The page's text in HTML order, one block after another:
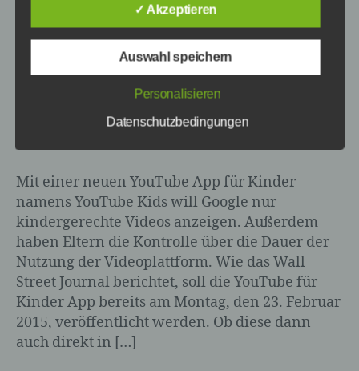
Welt - Logo: YouTube
Mit einer neuen YouTube App für Kinder
namens YouTube Kids will Google nur
kindergerechte Videos anzeigen. Außerdem
haben Eltern die Kontrolle über die Dauer der
Nutzung der Videoplattform. Wie das Wall
Street Journal berichtet, soll die YouTube für
Kinder App bereits am Montag, den 23. Februar
2015, veröffentlicht werden. Ob diese dann
auch direkt in […]
b) betroffene Person
Betroffene Person ist jede identifizierte
oder identifizierbare natürliche Person,
deren personenbezogene Daten von dem
für die Verarbeitung Verantwortlichen
verarbeitet werden.
c) Verarbeitung
Verarbeitung ist jeder mit oder ohne Hilfe
automatisierter Verfahren ausgeführte
Vorgang oder jede solche Vorgangsreihe
im Zusammenhang mit
personenbezogenen Daten wie das
Erheben, das Erfassen, die Organisation,
das Ordnen, die Speicherung, die
Anpassung oder Veränderung, das
✓ Akzeptieren
Auswahl speichern
Personalisieren
Datenschutzbedingungen